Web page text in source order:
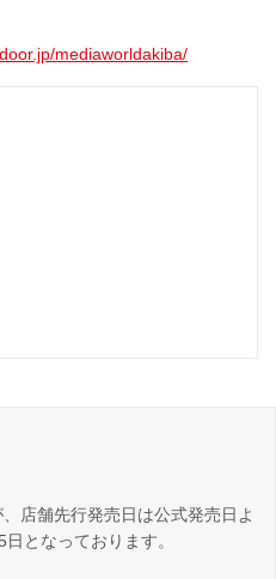
mediaworldakiba/
店舗先行発売日は公式発売日よ
となっております。